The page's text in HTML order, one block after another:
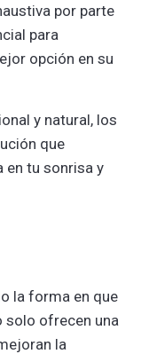
por parte
para
opción en su
y natural, los
que
en tu sonrisa y
la forma en que
solo ofrecen una
la